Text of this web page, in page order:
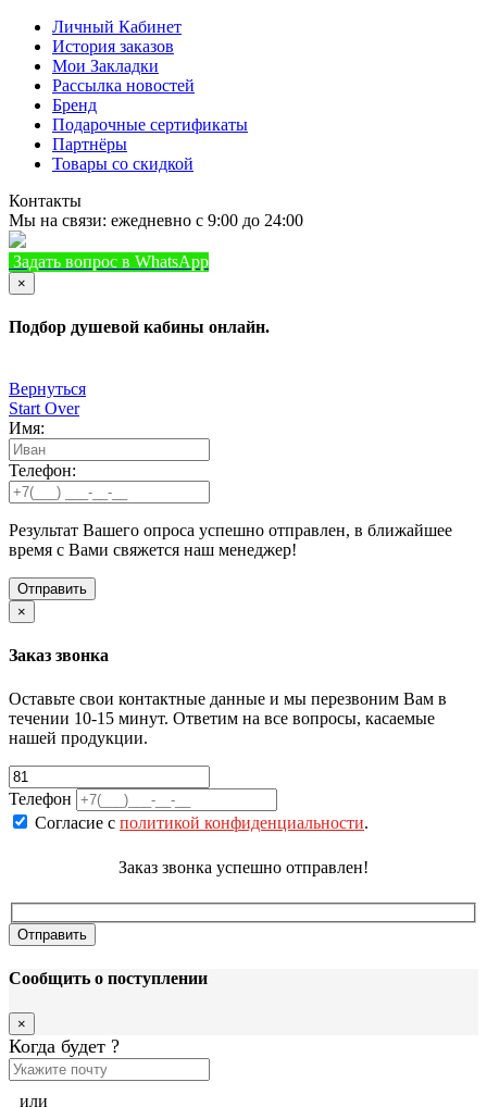
Личный Кабинет
История заказов
Мои Закладки
Рассылка новостей
Бренд
Подарочные сертификаты
Партнёры
Товары со скидкой
Контакты
Мы на связи: ежедневно с 9:00 до 24:00
Задать вопрос в WhatsApp
×
Подбор душевой кабины онлайн.
Вернуться
Start Over
Имя:
Телефон:
Результат Вашего опроса успешно отправлен, в ближайшее
время с Вами свяжется наш менеджер!
×
Заказ звонка
Оставьте свои контактные данные и мы перезвоним Вам в
течении 10-15 минут. Ответим на все вопросы, касаемые
нашей продукции.
Телефон
Согласие с политикой конфиденциальности.
Заказ звонка успешно отправлен!
Сообщить о поступлении
×
Когда будет ?
или